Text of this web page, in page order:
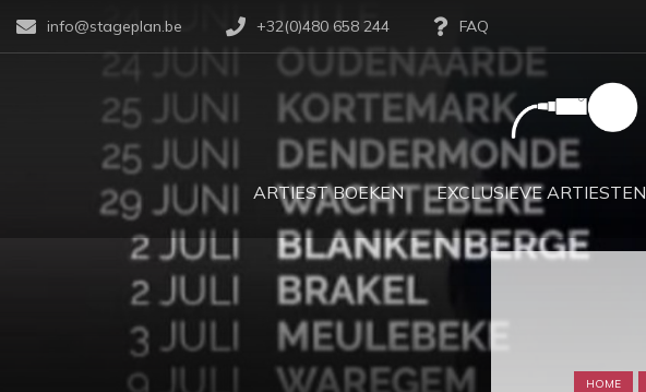
info@stageplan.be +32(0)480 658 244 FAQ
ARTIEST BOEKEN EXCLUSIEVE ARTIESTEN
HOME